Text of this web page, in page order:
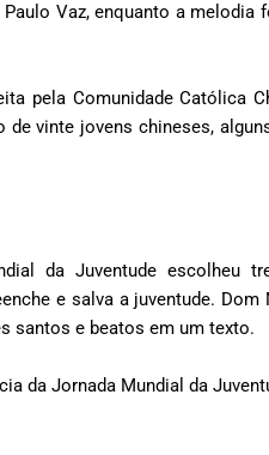
Vaz, enquanto a melodia
pela Comunidade Católica
de vinte jovens chineses,
da Juventude escolheu
e salva a juventude.
santos e beatos em um texto.
da Jornada Mundial da